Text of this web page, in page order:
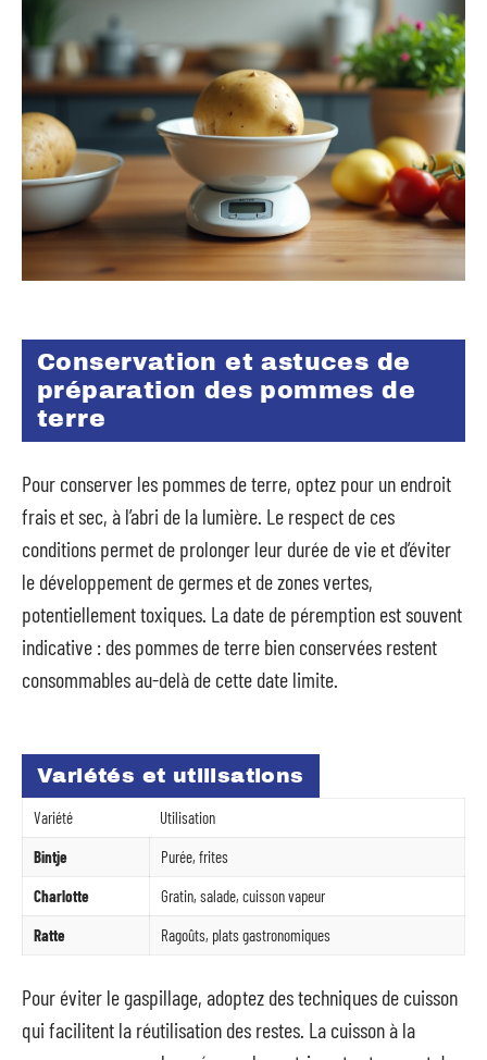
Conservation et astuces de
préparation des pommes de
terre
Pour conserver les pommes de terre, optez pour un endroit
frais et sec, à l’abri de la lumière. Le respect de ces
conditions permet de prolonger leur durée de vie et d’éviter
le développement de germes et de zones vertes,
potentiellement toxiques. La date de péremption est souvent
indicative : des pommes de terre bien conservées restent
consommables au-delà de cette date limite.
Variétés et utilisations
Variété
Utilisation
Bintje
Purée, frites
Charlotte
Gratin, salade, cuisson vapeur
Ratte
Ragoûts, plats gastronomiques
Pour éviter le gaspillage, adoptez des techniques de cuisson
qui facilitent la réutilisation des restes. La cuisson à la